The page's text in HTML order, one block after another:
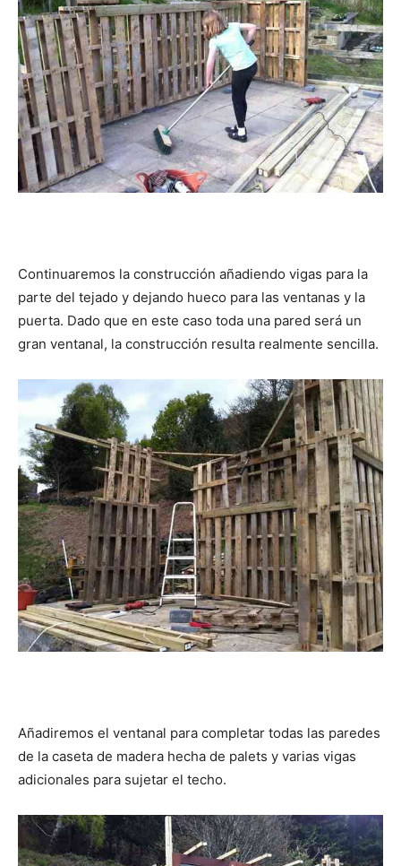
Continuaremos la construcción añadiendo vigas para la
parte del tejado y dejando hueco para las ventanas y la
puerta. Dado que en este caso toda una pared será un
gran ventanal, la construcción resulta realmente sencilla.
Añadiremos el ventanal para completar todas las paredes
de la caseta de madera hecha de palets y varias vigas
adicionales para sujetar el techo.